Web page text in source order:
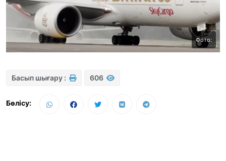
Фото:
Басып шығару : 606
Бөлісу: